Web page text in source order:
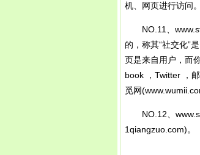
机、网页进行访问
NO.11、
的，称其“社交化”
页是来自用户，而
book ，Twitter ，
觅网
NO.12、
1qiangzuo.com)。